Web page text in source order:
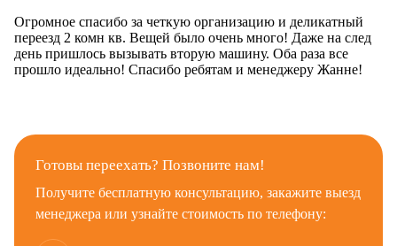
Огромное спасибо за четкую организацию и деликатный
переезд 2 комн кв. Вещей было очень много! Даже на след
день пришлось вызывать вторую машину. Оба раза все
прошло идеально! Спасибо ребятам и менеджеру Жанне!
Готовы переехать? Позвоните нам!
Получите бесплатную консультацию, закажите выезд
менеджера или узнайте стоимость по телефону: